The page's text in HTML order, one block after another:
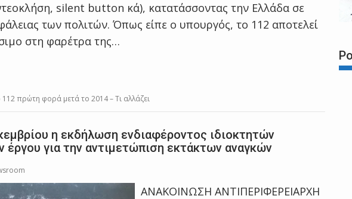
silent button κά), κατατάσσοντας την Ελλάδα σε
των πολιτών. Όπως είπε ο υπουργός, το 112 αποτελεί
στη φαρέτρα της…
112 πρώτη φορά μετά το 2014 – Τι αλλάζει
η εκδήλωση ενδιαφέροντος ιδιοκτητών
για την αντιμετώπιση εκτάκτων αναγκών
ΑΝΑΚΟΙΝΩΣΗ ΑΝΤΙΠΕΡΙΦΕΡΕΙΑΡΧΗ